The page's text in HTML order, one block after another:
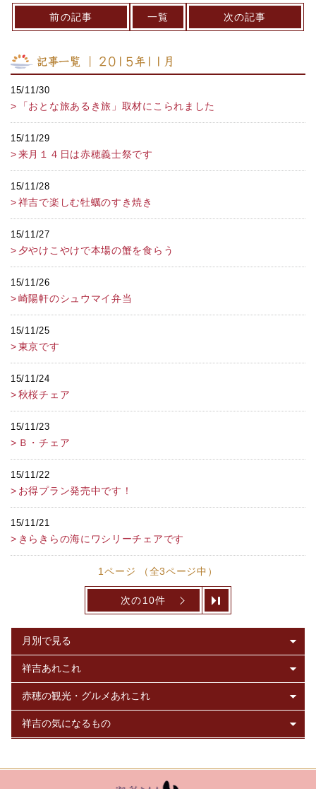
前の記事 一覧 次の記事
記事一覧 ｜ 2015年11月
15/11/30
「おとな旅あるき旅」取材にこられました
15/11/29
来月１４日は赤穂義士祭です
15/11/28
祥吉で楽しむ牡蠣のすき焼き
15/11/27
夕やけこやけで本場の蟹を食らう
15/11/26
崎陽軒のシュウマイ弁当
15/11/25
東京です
15/11/24
秋桜チェア
15/11/23
Ｂ・チェア
15/11/22
お得プラン発売中です！
15/11/21
きらきらの海にワシリーチェアです
1ページ （全3ページ中）
次の10件